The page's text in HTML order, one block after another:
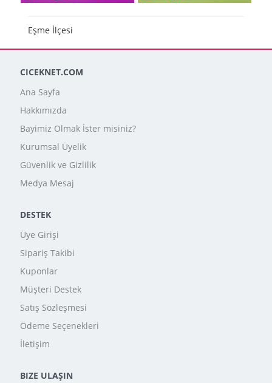
Eşme İlçesi
CICEKNET.COM
Ana Sayfa
Hakkımızda
Bayimiz Olmak İster misiniz?
Kurumsal Üyelik
Güvenlik ve Gizlilik
Medya Mesaj
DESTEK
Üye Girişi
Sipariş Takibi
Kuponlar
Müşteri Destek
Satış Sözleşmesi
Ödeme Seçenekleri
İletişim
BIZE ULAŞIN